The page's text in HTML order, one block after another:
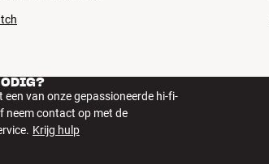
een van onze gepassioneerde hi-fi-
neem contact op met de
Krijg hulp